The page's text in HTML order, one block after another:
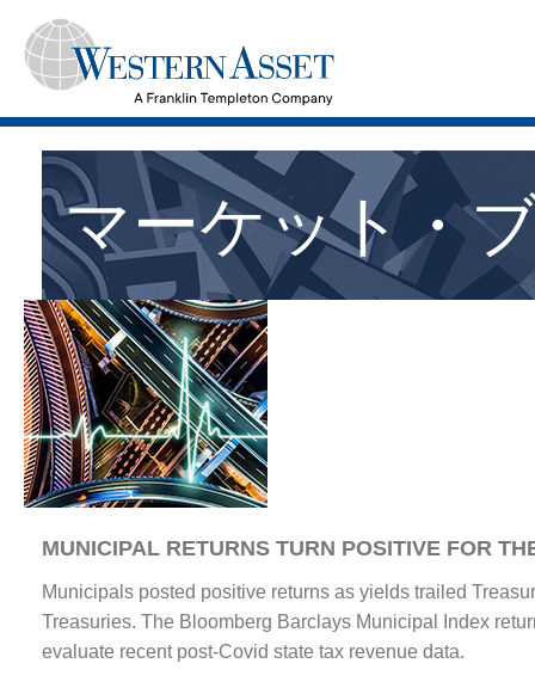
マーケット・
MUNICIPAL RETURNS TURN POSITIVE FOR
Municipals posted positive returns as yields trailed
Treasuries. The Bloomberg Barclays Municipal Index
evaluate recent post-Covid state tax revenue data.